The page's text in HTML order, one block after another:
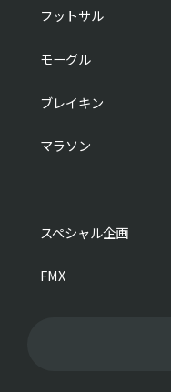
フットサル
モーグル
ブレイキン
マラソン
スペシャル企画
FMX